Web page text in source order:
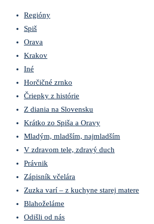
Regióny
Spiš
Orava
Krakov
Iné
Horčičné zrnko
Čriepky z histórie
Z diania na Slovensku
Krátko zo Spiša a Oravy
Mladým, mladším, najmladším
V zdravom tele, zdravý duch
Právnik
Zápisník včelára
Zuzka varí – z kuchyne starej matere
Blahoželáme
Odišli od nás